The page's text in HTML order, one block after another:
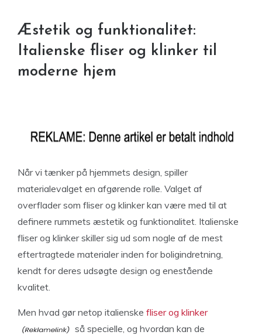
Æstetik og funktionalitet:
Italienske fliser og klinker til
moderne hjem
Når vi tænker på hjemmets design, spiller
materialevalget en afgørende rolle. Valget af
overflader som fliser og klinker kan være med til at
definere rummets æstetik og funktionalitet. Italienske
fliser og klinker skiller sig ud som nogle af de mest
eftertragtede materialer inden for boligindretning,
kendt for deres udsøgte design og enestående
kvalitet.
Men hvad gør netop italienske fliser og klinker
så specielle, og hvordan kan de